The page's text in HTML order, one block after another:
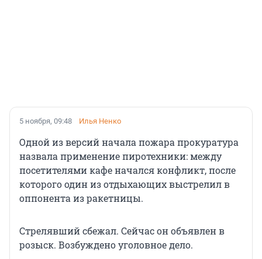
5 ноября, 09:48 Илья Ненко
Одной из версий начала пожара прокуратура
назвала применение пиротехники: между
посетителями кафе начался конфликт, после
которого один из отдыхающих выстрелил в
оппонента из ракетницы.
Стрелявший сбежал. Сейчас он объявлен в
розыск. Возбуждено уголовное дело.